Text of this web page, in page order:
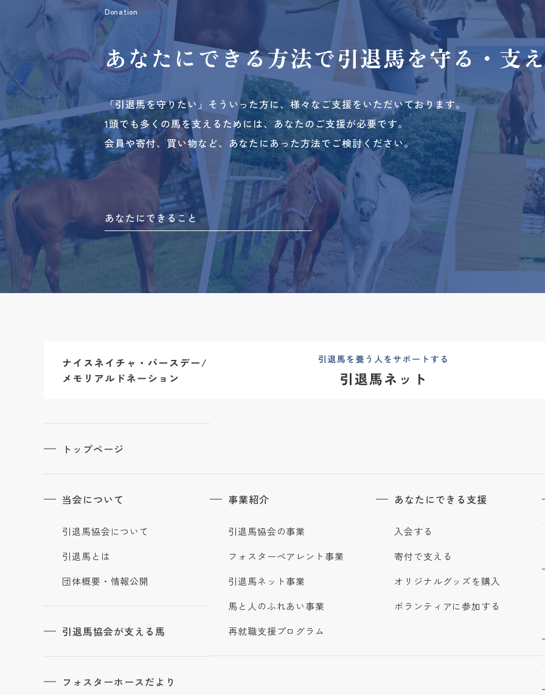
Donation
あなたにできる方法で引退馬を守る・支
「引退馬を守りたい」そういった方に、様々なご支援をいただいております。
1頭でも多くの馬を支えるためには、あなたのご支援が必要です。
会員や寄付、買い物など、あなたにあった方法でご検討ください。
あなたにできること
トップページ
当会について
引退馬協会について
引退馬とは
団体概要・情報公開
引退馬協会が支える馬
フォスターホースだより
事業紹介
引退馬協会の事業
フォスターペアレント事業
引退馬ネット事業
馬と人のふれあい事業
再就職支援プログラム
あなたにできる支援
入会する
寄付で支える
オリジナルグッズを購入
ボランティアに参加する